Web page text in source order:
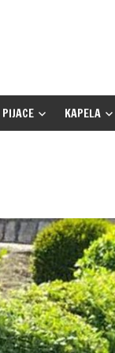
PIJACE KAPELA